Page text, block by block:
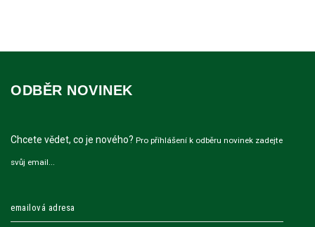
ODBĚR NOVINEK
Chcete vědet, co je nového? Pro příhlášení k odběru novinek zadejte
svůj email...